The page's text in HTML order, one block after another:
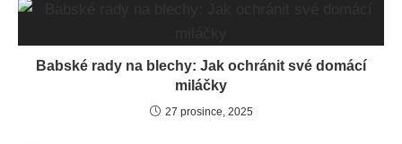
Babské rady na blechy: Jak ochránit své domácí
miláčky
27 prosince, 2025